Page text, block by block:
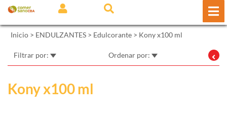
Inicio > ENDULZANTES > Edulcorante > Kony x100 ml
Filtrar por: Ordenar por:
Kony x100 ml